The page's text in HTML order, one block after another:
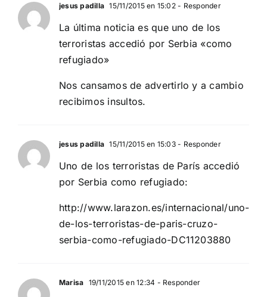
jesus padilla 15/11/2015 en 15:02- Responder
La última noticia es que uno de los
terroristas accedió por Serbia «como
refugiado»
Nos cansamos de advertirlo y a cambio
recibimos insultos.
jesus padilla 15/11/2015 en 15:03- Responder
Uno de los terroristas de París accedió
por Serbia como refugiado:
http://www.larazon.es/internacional/uno-
de-los-terroristas-de-paris-cruzo-
serbia-como-refugiado-DC11203880
Marisa 19/11/2015 en 12:34 - Responder